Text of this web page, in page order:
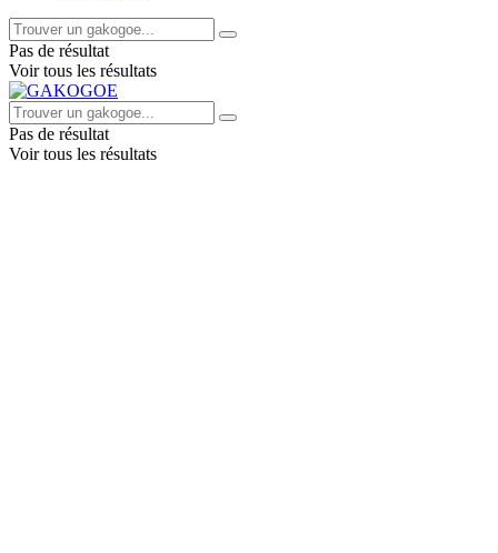
Pas de résultat
Voir tous les résultats
Pas de résultat
Voir tous les résultats